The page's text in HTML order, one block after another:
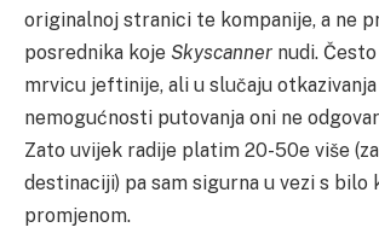
originalnoj stranici te kompanije, a ne
posrednika koje Skyscanner nudi.
mrvicu jeftinije, ali u slučaju
nemogućnosti putovanja oni ne
Zato uvijek radije platim 20-50e više
destinaciji) pa sam sigurna u vezi s bilo
promjenom.